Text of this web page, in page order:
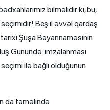
bilməlidir ki, bu,
Beş il əvvəl qardaş
Şuşa Bəyannaməsinin
Günündə imzalanması
ilə bağlı olduğunun
da təməlində